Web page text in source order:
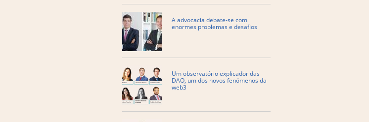
A advocacia debate-se com
enormes problemas e desafios
Um observatório explicador das
DAO, um dos novos fenómenos da
web3